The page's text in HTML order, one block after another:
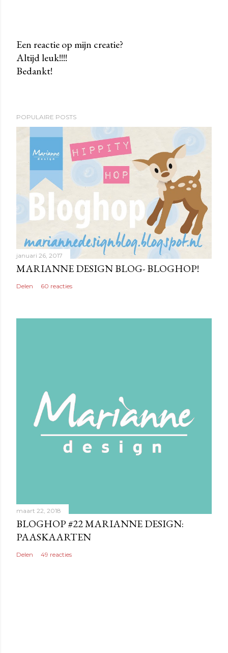
E
e
a
n
Een reactie op mijn creatie?
Altijd leuk!!!!
Bedankt!
POPULAIRE POSTS
januari 26, 2017
MARIANNE DESIGN BLOG- BLOGHOP!
Delen 60 reacties
maart 22, 2018
BLOGHOP #22 MARIANNE DESIGN:
PAASKAARTEN
Delen 49 reacties